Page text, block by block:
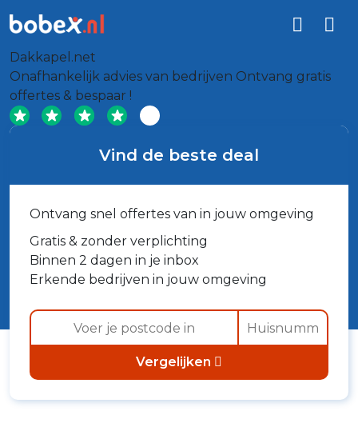
Dakkapel.net
Onafhankelijk advies van bedrijven Ontvang gratis
offertes & bespaar !
Vind de beste deal
Ontvang snel offertes van in jouw omgeving
Gratis & zonder verplichting
Binnen 2 dagen in je inbox
Erkende bedrijven in jouw omgeving
Vergelijken